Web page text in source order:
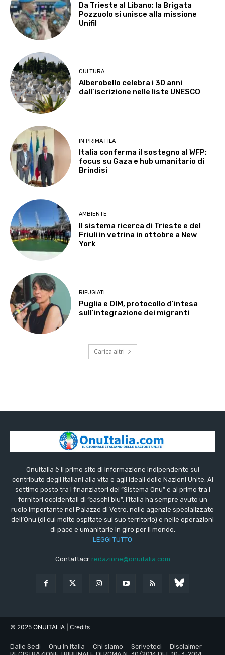
Da Trieste al Libano: la Brigata
Pozzuolo si unisce alla missione
Unifil
CULTURA
Alberobello celebra i 30 anni
dall’iscrizione nelle liste UNESCO
IN PRIMA FILA
Italia conferma il sostegno al WFP:
focus su Gaza e hub umanitario di
Brindisi
AMBIENTE
Il sistema ricerca di Trieste e del
Friuli in vetrina in ottobre a New
York
RIFUGIATI
Puglia e OIM, protocollo d’intesa
sull’integrazione dei migranti
Carica altri
OnuItalia è il primo sito di informazione indipendente sul
contributo degli italiani alla vita e agli ideali delle Nazioni Unite. Al
settimo posto tra i finanziatori del “Sistema Onu” e al primo tra i
fornitori occidentali di “caschi blu”, l’Italia ha sempre avuto un
ruolo importante nel Palazzo di Vetro, nelle agenzie specializzate
dell’Onu (di cui molte ospitate sul suo territorio) e nelle operazioni
di pace e umanitarie in giro per il mondo.
LEGGI TUTTO
Contattaci: redazione@onuitalia.com
© 2025 ONUITALIA | Credits
Dalle Sedi Onu in Italia Chi siamo Scriveteci
Disclaimer